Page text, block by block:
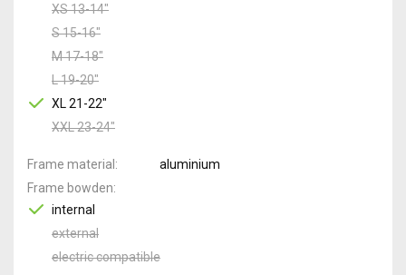
XS 13-14"
S 15-16"
M 17-18"
L 19-20"
XL 21-22"
XXL 23-24"
Frame material
aluminium
Frame bowden
internal
external
electric compatible